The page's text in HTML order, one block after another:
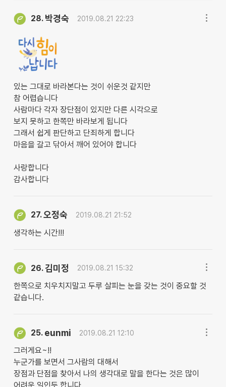
28. 박경숙 2019.08.21 22:23
있는 그대로 바라본다는 것이 쉬운것 같지만
참 어렵습니다
사람마다 각자 장단점이 있지만 다른 시각으로
보지 못하고 한쪽만 바라보게 됩니다
그래서 쉽게 판단하고 단죄하게 합니다
마음을 갈고 닦아서 깨어 있어야 합니다
사랑합니다
감사합니다
27.오정숙 2019.08.21 21:52
생각하는 시간!!!
26.김미정 2019.08.21 15:32
한쪽으로 치우치지말고 두루 살피는 눈을 갖는 것이 중요할 것
같습니다.
25. eunmi 2019.08.21 12:10
그러게요~!!
누군가를 보면서 그사람의 대해서
장점과 단점을 찾아서 나의 생각대로 말을 한다는 것은 많이